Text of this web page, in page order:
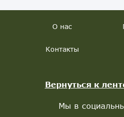
О нас
Контакты
Вернуться к
Мы в